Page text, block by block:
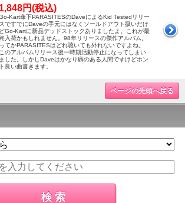
1,848円(税込)
Kart傘下PARASITESのDaveによるKid Testedリリー
スですでにDaveの手元にはなくソールドアウト扱いだけ
どGo-Kartに新品デッドストックありましたよ。これが最
入荷かもしれません。98年リリースの傑作アルバム。
ってかPARASITESはどれ聴いても外れないですよね。
このアルバムリリース後一時期活動停止になってしまい
ました。しかしDaveはかなり癖のある人間ですけどホン
ト良い曲書きます。
ページの先頭へ戻る